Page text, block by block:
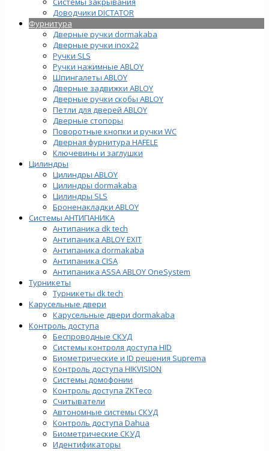
Доводчики DICTATOR
Фурнитура
Дверные ручки dormakaba
Дверные ручки inox22
Ручки SLS
Ручки нажимные ABLOY
Шпингалеты ABLOY
Дверные задвижки ABLOY
Дверные ручки скобы ABLOY
Петли для дверей ABLOY
Дверные стопоры
Поворотные кнопки и ручки WC
Дверная фурнитура HAFELE
Ключевины и заглушки
Цилиндры
Цилиндры ABLOY
Цилиндры dormakaba
Цилиндры SLS
Броненакладки ABLOY
Системы АНТИПАНИКА
Антипаника dk tech
Антипаника ABLOY EXIT
Антипаника dormakaba
Антипаника СISA
Антипаника ASSA ABLOY OneSystem
Турникеты
Турникеты dk tech
Карусельные двери
Карусельные двери dormakaba
Контроль доступа
Беспроводные СКУД
Системы контроля доступа HID
Биометрические и ID решения Suprema
Контроль доступа HIKVISION
Системы домофонии
Контроль доступа ZKTeco
Считыватели
Автономные системы СКУД
Контроль доступа Dahua
Биометрические СКУД
Идентификаторы